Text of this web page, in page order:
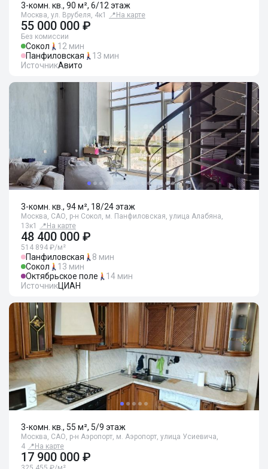
3-комн. кв., 90 м², 6/12 этаж
Москва, ул. Врубеля, 4к1 📍 На карте
55 000 000 ₽
Без комиссии
Сокол
12 мин
Панфиловская
13 мин
ИсточникАвито
3-комн. кв., 94 м², 18/24 этаж
Москва, САО, р-н Сокол, м. Панфиловская, улица Алабяна,
13к1
📍 На карте
48 400 000 ₽
514 894 ₽/м²
Панфиловская
8 мин
Сокол
13 мин
Октябрьское поле
14 мин
ИсточникЦИАН
3-комн. кв., 55 м², 5/9 этаж
Москва, САО, р-н Аэропорт, м. Аэропорт, улица Усиевича,
4 📍 На карте
17 900 000 ₽